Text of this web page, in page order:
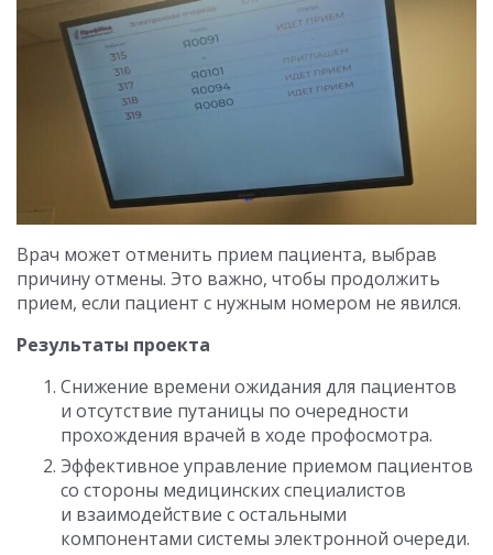
Врач может отменить прием пациента, выбрав
причину отмены. Это важно, чтобы продолжить
прием, если пациент с нужным номером не явился.
Результаты проекта
Снижение времени ожидания для пациентов
и отсутствие путаницы по очередности
прохождения врачей в ходе профосмотра.
Эффективное управление приемом пациентов
со стороны медицинских специалистов
и взаимодействие с остальными
компонентами системы электронной очереди.